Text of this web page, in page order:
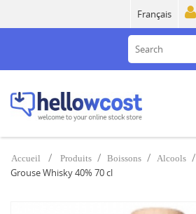
Français
Accueil Produits Boissons Alcools
Grouse Whisky 40% 70 cl